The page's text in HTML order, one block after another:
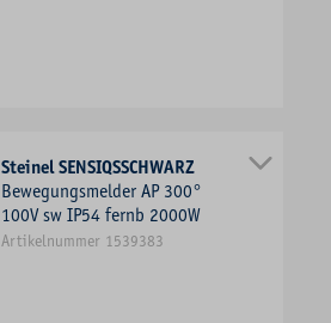
Steinel SENSIQSSCHWARZ
Bewegungsmelder AP 300°
100V sw IP54 fernb 2000W
Artikelnummer 1539383